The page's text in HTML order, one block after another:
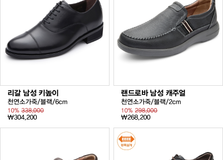
리갈 남성 키높이
천연소가죽/블랙/6cm
10% 338,000
₩304,200
랜드로바 남성 캐주얼
천연소가죽/블랙/2cm
10%298,000
₩268,200